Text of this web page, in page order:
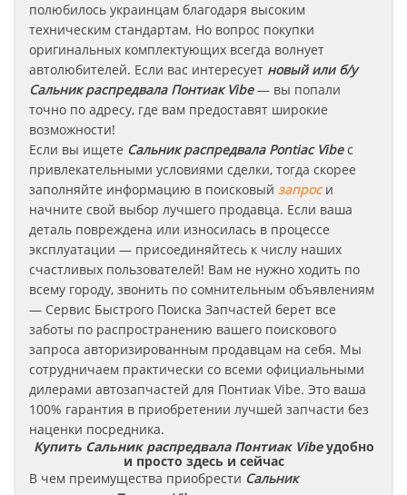
полюбилось украинцам благодаря высоким
техническим стандартам. Но вопрос покупки
оригинальных комплектующих всегда волнует
автолюбителей. Если вас интересует новый или б/у
Сальник распредвалаПонтиакVibe— вы попали
точно по адресу, где вам предоставят широкие
возможности!
Если вы ищете Сальник распредвалаPontiacVibeс
привлекательными условиями сделки, тогда скорее
заполняйте информацию в поисковый запроси
начните свой выбор лучшего продавца. Если ваша
деталь повреждена или износилась в процессе
эксплуатации — присоединяйтесь к числу наших
счастливых пользователей! Вам не нужно ходить по
всему городу, звонить по сомнительным объявлениям
— Сервис Быстрого Поиска Запчастей берет все
заботы по распространению вашего поискового
запроса авторизированным продавцам на себя. Мы
сотрудничаем практически со всеми официальными
дилерами автозапчастей для Понтиак Vibe. Это ваша
100% гарантия в приобретении лучшей запчасти без
наценки посредника.
Купить Сальник распредвала Понтиак Vibe удобно
и просто здесь и сейчас
В чем преимущества приобрести Сальник